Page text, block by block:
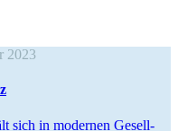
2023
sich in modernen Gesell­